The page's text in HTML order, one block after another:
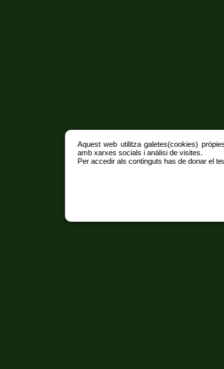
Aquest web utilitza galetes(cookies)
amb xarxes socials i anàlisi de visites.
Per accedir als continguts has de donar el